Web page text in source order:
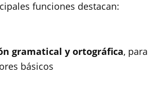
funciones destacan:
gramatical y ortográfica, para
básicos